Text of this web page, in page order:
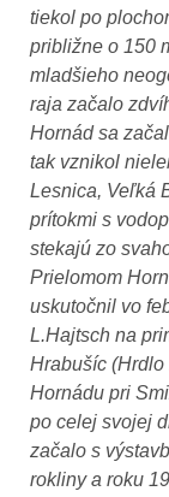
tiekol po
približne o 150
mladšieho
raja začalo
Hornád sa
tak vznikol
Lesnica, Veľká
prítokmi s
stekajú zo
Prielomom
uskutočnil vo
L.Hajtsch na
Hrabušíc
Hornádu pri
po celej svojej
začalo s
rokliny a roku